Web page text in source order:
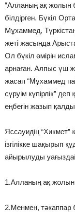
“Алланың ақ жолын
бiлдiрген. Бүкiл
Мұхаммед,
жетi жасында
Ол бүкiл өмiрiн
арнаған. Алпыс үш
жасап “Мұхаммед
сүруiм күпiрлiк” деп
еңбегiн жазып
Яссауидiң
iзгiлiкке шақырып
айырылуды
1.Алланың ақ
2.Менмен, тәкаппар